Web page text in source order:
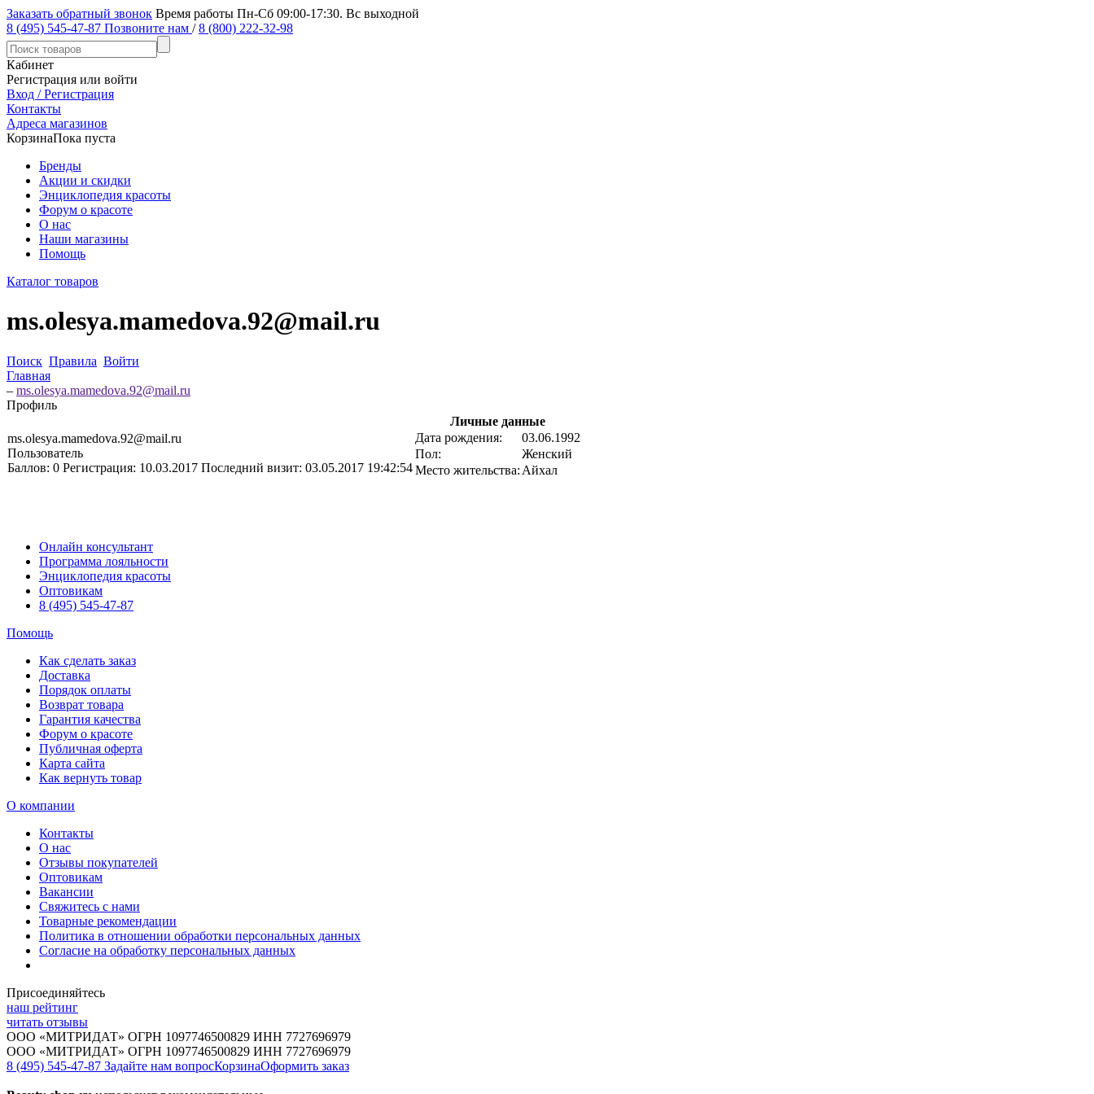
Заказать обратный звонок Время работы Пн-Сб 09:00-17:30. Вс выходной
8 (495) 545-47-87 Позвоните нам / 8 (800) 222-32-98
Кабинет
Регистрация или войти
Вход / Регистрация
Контакты
Адреса магазинов
КорзинаПока пуста
Бренды
Акции и скидки
Энциклопедия красоты
Форум о красоте
О нас
Наши магазины
Помощь
Каталог товаров
ms.olesya.mamedova.92@mail.ru
Поиск Правила Войти
Главная
– ms.olesya.mamedova.92@mail.ru
Профиль
ms.olesya.mamedova.92@mail.ru
Пользователь
Баллов: 0 Регистрация: 10.03.2017 Последний визит: 03.05.2017 19:42:54
Личные данные
Дата рождения:
03.06.1992
Пол:
Женский
Место жительства: Айхал
Онлайн консультант
Программа лояльности
Энциклопедия красоты
Оптовикам
8 (495) 545-47-87
Помощь
Как сделать заказ
Доставка
Порядок оплаты
Возврат товара
Гарантия качества
Форум о красоте
Публичная оферта
Карта сайта
Как вернуть товар
О компании
Контакты
О нас
Отзывы покупателей
Оптовикам
Вакансии
Свяжитесь с нами
Товарные рекомендации
Политика в отношении обработки персональных данных
Согласие на обработку персональных данных
Присоединяйтесь
наш рейтинг
читать отзывы
ООО «МИТРИДАТ» ОГРН 1097746500829 ИНН 7727696979
ООО «МИТРИДАТ» ОГРН 1097746500829 ИНН 7727696979
8 (495) 545-47-87 Задайте нам вопросКорзинаОформить заказ